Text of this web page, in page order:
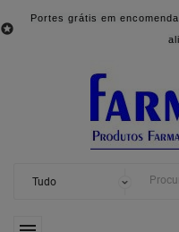

Portes grátis em